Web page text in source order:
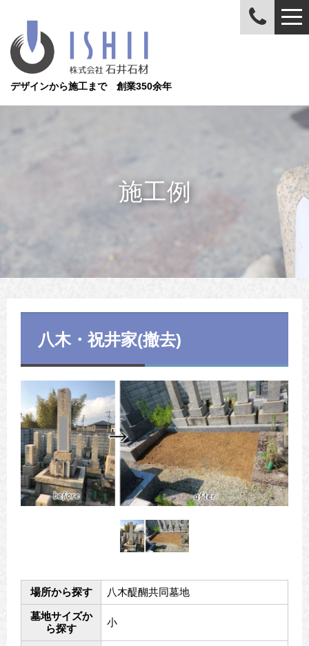
デザインから施工まで 創業350余年
施工例
八木・祝井家(撤去)
場所から探す 八木醍醐共同墓地
墓地サイズか
ら探す
小